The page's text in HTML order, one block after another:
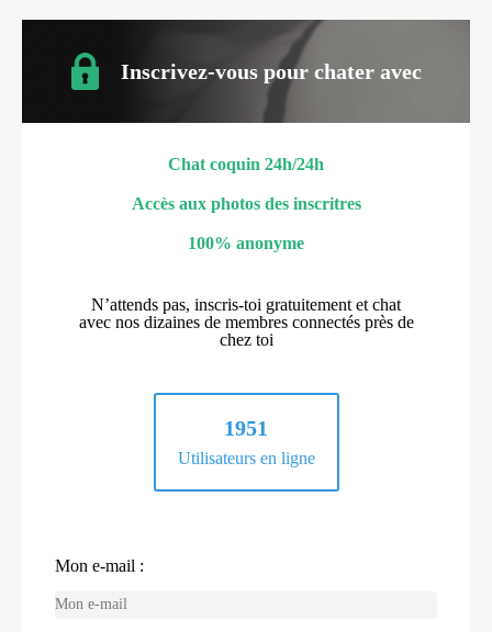
Inscrivez-vous pour chater avec
Chat coquin 24h/24h
Accès aux photos des inscritres
100% anonyme
N’attends pas, inscris-toi gratuitement et chat
avec nos dizaines de membres connectés près de
chez toi
1951
Utilisateurs en ligne
Mon e-mail :